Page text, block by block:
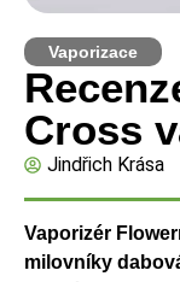
Vaporizace
Cross
Jindřich Krása
Vaporizér
milovníky